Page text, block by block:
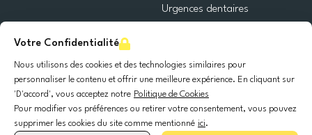
Votre Confidentialité
Nous utilisons des cookies et des technologies similaires pour
personnaliser le contenu et offrir une meilleure expérience. En cliquant sur
'D'accord', vous acceptez notre Politique de Cookies
Pour modifier vos préférences ou retirer votre consentement, vous pouvez
supprimer les cookies du site comme mentionné ici.
Urgences dentaires
Chirurgie orale
Implantologie dentaire
Parodontie